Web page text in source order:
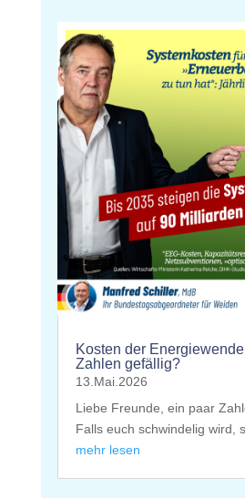
Kosten der
Zahlen gefällig?
13.Mai.2026
Liebe Freunde, ein paar
Falls euch schwindelig wird,
mehr lesen